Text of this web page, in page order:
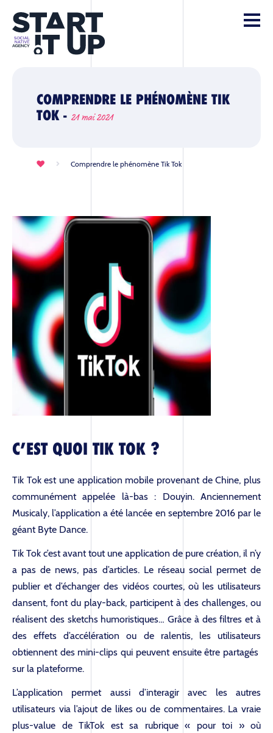
COMPRENDRE LE PHÉNOMÈNE TIK
TOK - 21 mai 2021
Comprendre le phénomène Tik Tok
C’EST QUOI TIK TOK ?
Tik Tok est une application mobile provenant de Chine, plus
communément appelée là-bas : Douyin. Anciennement
Musicaly, l’application a été lancée en septembre 2016 par le
géant Byte Dance.
Tik Tok c’est avant tout une application de pure création, il n’y
a pas de news, pas d’articles. Le réseau social permet de
publier et d’échanger des vidéos courtes, où les utilisateurs
dansent, font du play-back, participent à des challenges, ou
réalisent des sketchs humoristiques… Grâce à des filtres et à
des effets d’accélération ou de ralentis, les utilisateurs
obtiennent des mini-clips qui peuvent ensuite être partagés
sur la plateforme.
L’application permet aussi d’interagir avec les autres
utilisateurs via l’ajout de likes ou de commentaires. La vraie
plus-value de TikTok est sa rubrique « pour toi » où